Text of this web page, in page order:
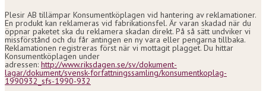
Plesir AB tillämpar Konsumentköplagen vid hantering av reklamationer.
En produkt kan reklameras vid fabrikationsfel. Är varan skadad när du
öppnar paketet ska du reklamera skadan direkt. På så sätt undviker vi
missförstånd och du får antingen en ny vara eller pengarna tillbaka.
Reklamationen registreras först när vi mottagit plagget. Du hittar
Konsumentköplagen under
adressen: http://www.riksdagen.se/sv/dokument-
lagar/dokument/svensk-forfattningssamling/konsumentkoplag-
1990932_sfs-1990-932